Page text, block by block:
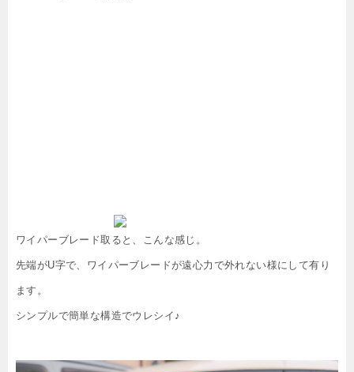
ワイパーブレード取ると、こんな感じ。
先端がU字で、ワイパーブレードが遠心力で外れない様にして有り
ます。
シンプルで簡単な構造でウレシイ♪